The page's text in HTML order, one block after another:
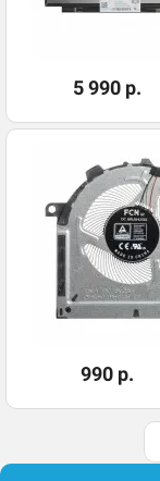
5 990 р.
990 р.